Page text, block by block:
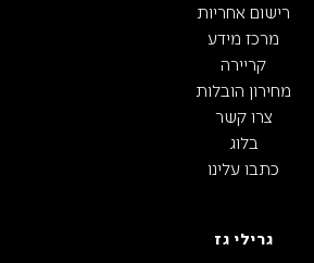
רישום אחריות
מרכז מידע
קריירה
מחירון הובלות
צרו קשר
בלוג
כתבו עלינו
גרילי גז